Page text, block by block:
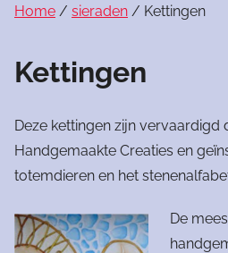
Home / sieraden / Kettingen
Kettingen
Deze kettingen zijn vervaardigd
Handgemaakte Creaties en
totemdieren en het
De